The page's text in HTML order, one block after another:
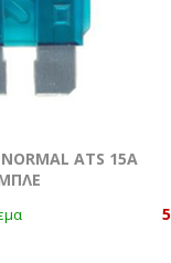
ATS 15A